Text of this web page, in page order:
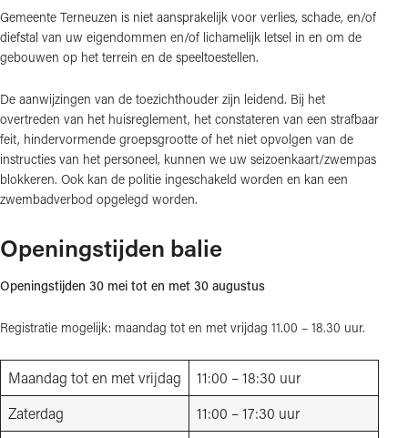
Gemeente Terneuzen is niet aansprakelijk voor verlies, schade, en/of
diefstal van uw eigendommen en/of lichamelijk letsel in en om de
gebouwen op het terrein en de speeltoestellen.
De aanwijzingen van de toezichthouder zijn leidend. Bij het
overtreden van het huisreglement, het constateren van een strafbaar
feit, hindervormende groepsgrootte of het niet opvolgen van de
instructies van het personeel, kunnen we uw seizoenkaart/zwempas
blokkeren. Ook kan de politie ingeschakeld worden en kan een
zwembadverbod opgelegd worden.
Openingstijden balie
Openingstijden 30 mei tot en met 30 augustus
Registratie mogelijk: maandag tot en met vrijdag 11.00 – 18.30 uur.
Maandag tot en met vrijdag
11:00 – 18:30 uur
Zaterdag
11:00 – 17:30 uur